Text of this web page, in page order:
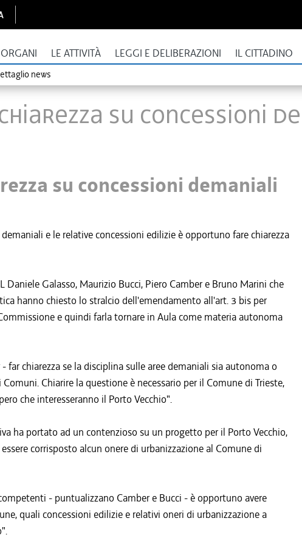
LE ATTIVITÀ LEGGI E DELIBERAZIONI IL CITTADINO
news
su concessioni
su concessioni demaniali
e le relative concessioni edilizie è opportuno fare chiarezza
Galasso, Maurizio Bucci, Piero Camber e Bruno Marini che
hanno chiesto lo stralcio dell'emendamento all'art. 3 bis per
e quindi farla tornare in Aula come materia autonoma
chiarezza se la disciplina sulle aree demaniali sia autonoma o
Chiarire la questione è necessario per il Comune di Trieste,
che interesseranno il Porto Vecchio".
ha portato ad un contenzioso su un progetto per il Porto Vecchio,
corrisposto alcun onere di urbanizzazione al Comune di
- puntualizzano Camber e Bucci - è opportuno avere
quali concessioni edilizie e relativi oneri di urbanizzazione a